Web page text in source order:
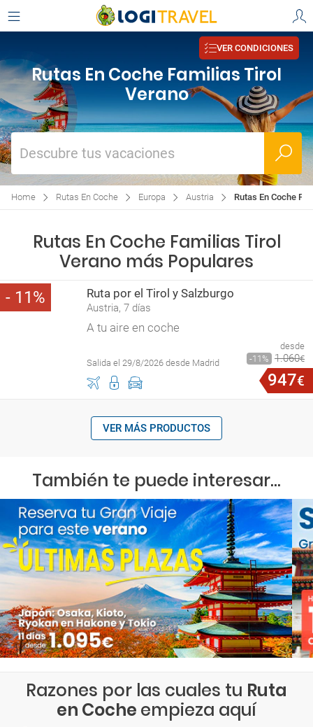
VER CONDICIONES
Rutas En Coche Familias Tirol
Verano
Descubre tus vacaciones
Home Rutas En Coche Europa Austria Rutas En Coche
Rutas En Coche Familias Tirol
Verano más Populares
11 Ruta por el Tirol y Salzburgo
Austria, 7 días
A tu aire en coche
Salida el 29/8/2026 desde Madrid
desde
11
1.060€
947€
VER MÁS PRODUCTOS
También te puede interesar...
Razones por las cuales tu Ruta
en Coche empieza aquí